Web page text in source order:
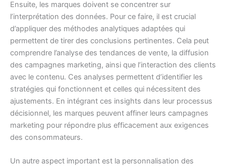
Ensuite, les marques doivent se concentrer sur
l’interprétation des données. Pour ce faire, il est crucial
d’appliquer des méthodes analytiques adaptées qui
permettent de tirer des conclusions pertinentes. Cela peut
comprendre l’analyse des tendances de vente, la diffusion
des campagnes marketing, ainsi que l’interaction des clients
avec le contenu. Ces analyses permettent d’identifier les
stratégies qui fonctionnent et celles qui nécessitent des
ajustements. En intégrant ces insights dans leur processus
décisionnel, les marques peuvent affiner leurs campagnes
marketing pour répondre plus efficacement aux exigences
des consommateurs.
Un autre aspect important est la personnalisation des